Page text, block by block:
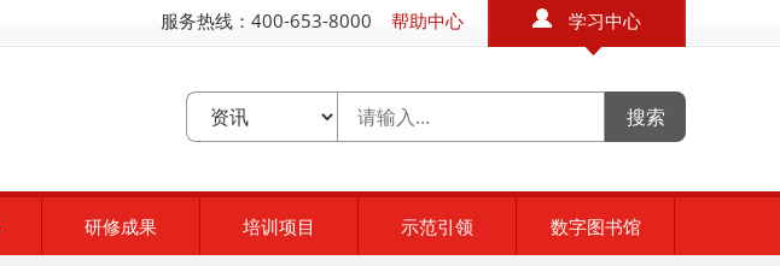
学习中心
服务热线：400-653-8000 帮助中心
研修成果 培训项目 示范引领 数字图书馆